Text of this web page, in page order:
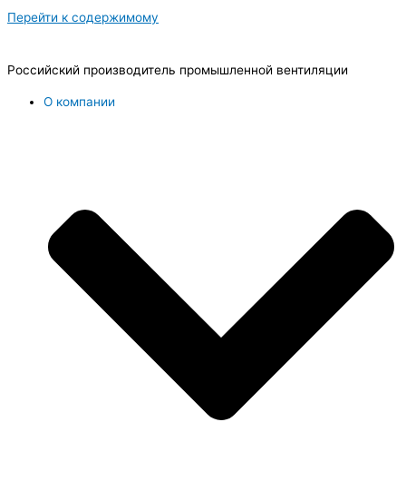
Перейти к содержимому
Российский производитель промышленной вентиляции
О компании